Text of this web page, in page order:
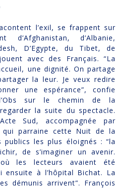
l’exil, se frappent sur
d’Albanie,
D’Egypte, du Tibet, de
avec des Français. “La
une dignité. On partage
la leur. Je veux redire
une espérance”, confie
sur le chemin de la
la suite du spectacle.
Sud, accompagnée par
qui parraine cette Nuit de la
les plus éloignés : “la
de s’imaginer un avenir.
où les lecteurs avaient été
ensuite à l’hôpital Bichat. La
démunis arrivent”. François